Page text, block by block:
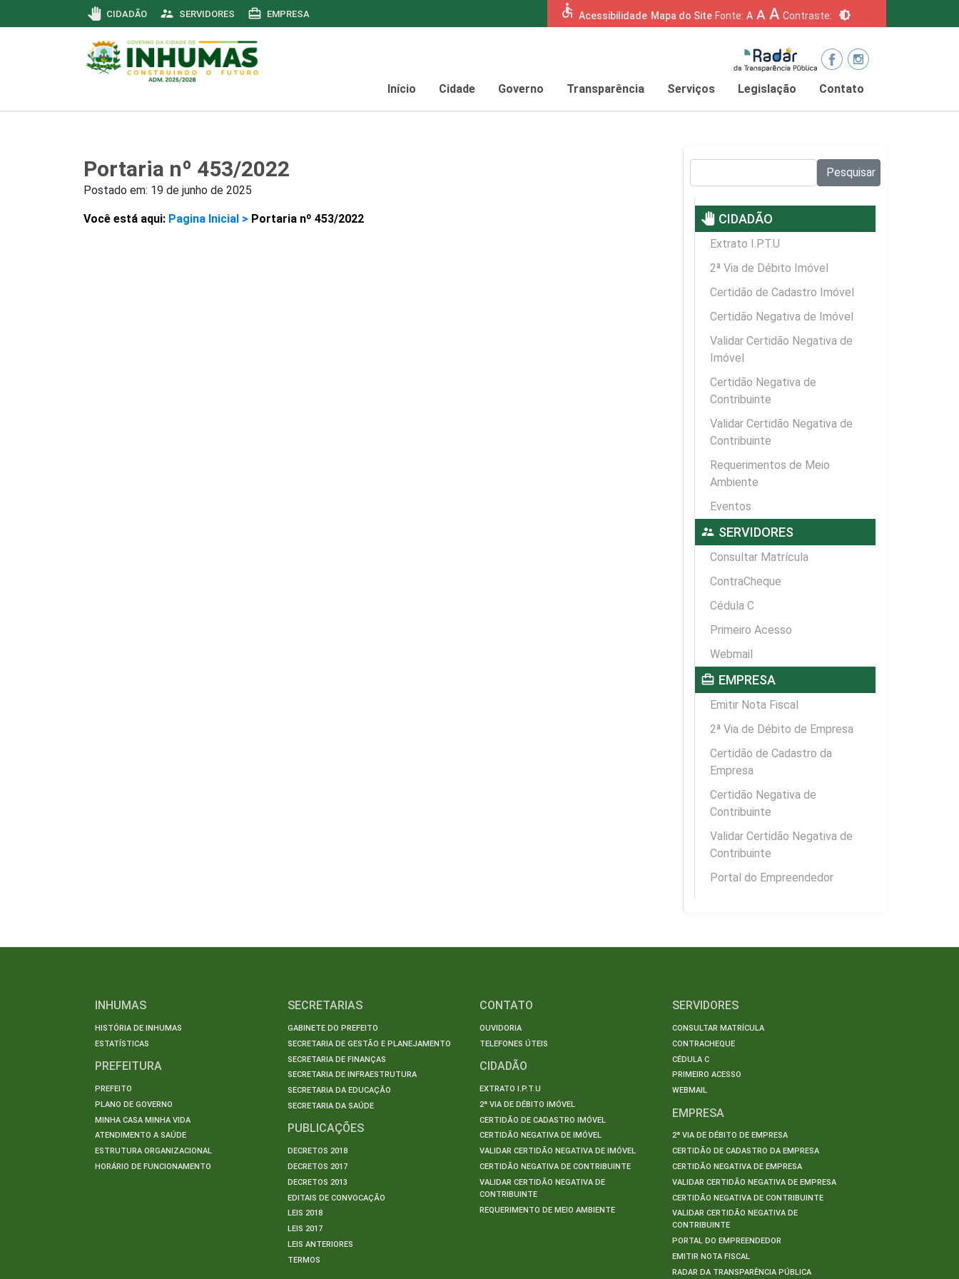
pan_tool CIDADÃO supervisor_account SERVIDORES card_travel EMPRESA accessible Acessibilidade Mapa do Site Fonte: A A A Contraste: brightness_6
Início Cidade Governo Transparência Serviços Legislação Contato
Portaria nº 453/2022
Postado em: 19 de junho de 2025
Você está aqui: Pagina Inicial > Portaria nº 453/2022
Pesquisar
pan_tool CIDADÃO
Extrato I.P.T.U
2ª Via de Débito Imóvel
Certidão de Cadastro Imóvel
Certidão Negativa de Imóvel
Validar Certidão Negativa de
Imóvel
Certidão Negativa de
Contribuinte
Validar Certidão Negativa de
Contribuinte
Requerimentos de Meio
Ambiente
Eventos
supervisor_account SERVIDORES
Consultar Matrícula
ContraCheque
Cédula C
Primeiro Acesso
Webmail
card_travel EMPRESA
Emitir Nota Fiscal
2ª Via de Débito de Empresa
Certidão de Cadastro da
Empresa
Certidão Negativa de
Contribuinte
Validar Certidão Negativa de
Contribuinte
Portal do Empreendedor
INHUMAS
HISTÓRIA DE INHUMAS
ESTATÍSTICAS
PREFEITURA
PREFEITO
PLANO DE GOVERNO
MINHA CASA MINHA VIDA
ATENDIMENTO A SAÚDE
ESTRUTURA ORGANIZACIONAL
HORÁRIO DE FUNCIONAMENTO
SECRETARIAS
GABINETE DO PREFEITO
SECRETARIA DE GESTÃO E PLANEJAMENTO
SECRETARIA DE FINANÇAS
SECRETARIA DE INFRAESTRUTURA
SECRETARIA DA EDUCAÇÃO
SECRETARIA DA SAÚDE
PUBLICAÇÕES
DECRETOS 2018
DECRETOS 2017
DECRETOS 2013
EDITAIS DE CONVOCAÇÃO
LEIS 2018
LEIS 2017
LEIS ANTERIORES
TERMOS
CONTATO
OUVIDORIA
TELEFONES ÚTEIS
CIDADÃO
EXTRATO I.P.T.U
2ª VIA DE DÉBITO IMÓVEL
CERTIDÃO DE CADASTRO IMÓVEL
CERTIDÃO NEGATIVA DE IMÓVEL
VALIDAR CERTIDÃO NEGATIVA DE IMÓVEL
CERTIDÃO NEGATIVA DE CONTRIBUINTE
VALIDAR CERTIDÃO NEGATIVA DE
CONTRIBUINTE
REQUERIMENTO DE MEIO AMBIENTE
SERVIDORES
CONSULTAR MATRÍCULA
CONTRACHEQUE
CÉDULA C
PRIMEIRO ACESSO
WEBMAIL
EMPRESA
2ª VIA DE DÉBITO DE EMPRESA
CERTIDÃO DE CADASTRO DA EMPRESA
CERTIDÃO NEGATIVA DE EMPRESA
VALIDAR CERTIDÃO NEGATIVA DE EMPRESA
CERTIDÃO NEGATIVA DE CONTRIBUINTE
VALIDAR CERTIDÃO NEGATIVA DE
CONTRIBUINTE
PORTAL DO EMPREENDEDOR
EMITIR NOTA FISCAL
RADAR DA TRANSPARÊNCIA PÚBLICA